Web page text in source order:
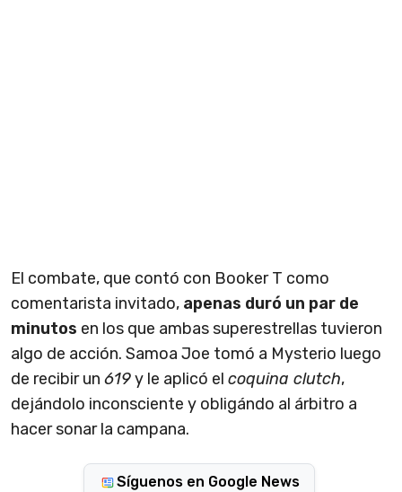
El combate, que contó con Booker T como
comentarista invitado, apenas duró un par de
minutos en los que ambas superestrellas tuvieron
algo de acción. Samoa Joe tomó a Mysterio luego
de recibir un 619y le aplicó el coquina clutch,
dejándolo inconsciente y obligándo al árbitro a
hacer sonar la campana.
Síguenos en Google News